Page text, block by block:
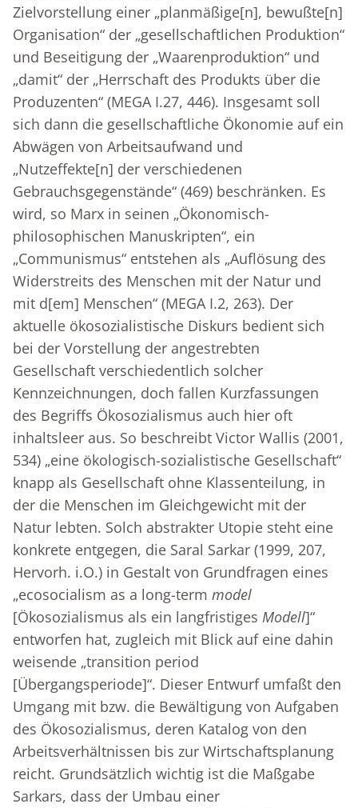
Zielvorstellung einer „planmäßige[n], bewußte[n]
Organisation“ der „gesellschaftlichen Produktion“
und Beseitigung der „Waarenproduktion“ und
„damit“ der „Herrschaft des Produkts über die
Produzenten“ (MEGA I.27, 446). Insgesamt soll
sich dann die gesellschaftliche Ökonomie auf ein
Abwägen von Arbeitsaufwand und
„Nutzeffekte[n] der verschiedenen
Gebrauchsgegenstände“ (469) beschränken. Es
wird, so Marx in seinen „Ökonomisch-
philosophischen Manuskripten“, ein
„Communismus“ entstehen als „Auflösung des
Widerstreits des Menschen mit der Natur und
mit d[em] Menschen“ (MEGA I.2, 263). Der
aktuelle ökosozialistische Diskurs bedient sich
bei der Vorstellung der angestrebten
Gesellschaft verschiedentlich solcher
Kennzeichnungen, doch fallen Kurzfassungen
des Begriffs Ökosozialismus auch hier oft
inhaltsleer aus. So beschreibt Victor Wallis (2001,
534) „eine ökologisch-sozialistische Gesellschaft“
knapp als Gesellschaft ohne Klassenteilung, in
der die Menschen im Gleichgewicht mit der
Natur lebten. Solch abstrakter Utopie steht eine
konkrete entgegen, die Saral Sarkar (1999, 207,
Hervorh. i.O.) in Gestalt von Grundfragen eines
„ecosocialism as a long-term model
[Ökosozialismus als ein langfristiges Modell]“
entworfen hat, zugleich mit Blick auf eine dahin
weisende „transition period
[Übergangsperiode]“. Dieser Entwurf umfaßt den
Umgang mit bzw. die Bewältigung von Aufgaben
des Ökosozialismus, deren Katalog von den
Arbeitsverhältnissen bis zur Wirtschaftsplanung
reicht. Grundsätzlich wichtig ist die Maßgabe
Sarkars, dass der Umbau einer